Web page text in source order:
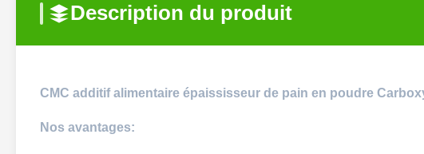
Description du produit
CMC additif alimentaire épaississeur de pain en poudre
Nos avantages: